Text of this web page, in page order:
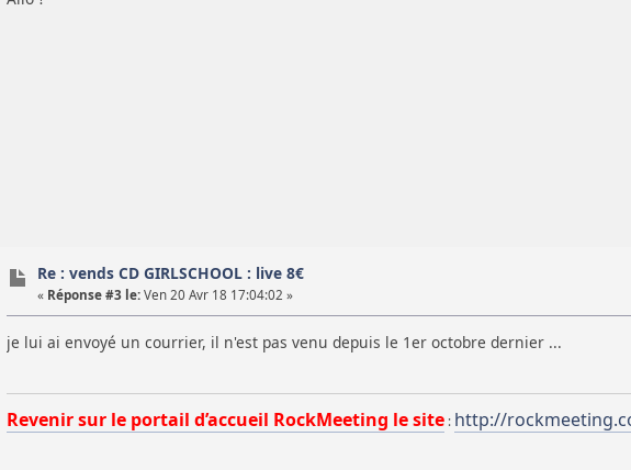
Re : vends CD GIRLSCHOOL : live 8€
« Réponse #3 le: Ven 20 Avr 18 17:04:02 »
je lui ai envoyé un courrier, il n'est pas venu depuis le 1er octobre dernier ...
Revenir sur le portail d’accueil RockMeeting le site: http://